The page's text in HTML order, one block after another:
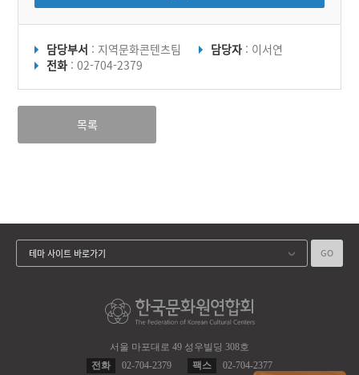
담당부서 : 지역문화콘텐츠팀 담당자 : 이서연
전화 : 02-704-2379
목록
서울 마포대로 49 성우빌딩 308호
전화
02-704-2379 팩스 02-704-2377
테마 사이트 바로가기 GO